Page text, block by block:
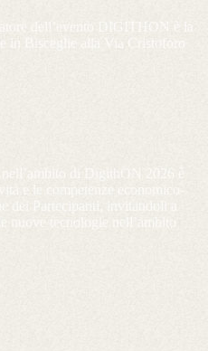
dell’evento
in Bisceglie alla Via Cristoforo
di DigithON 2026 è
e le competenze economico-
dei Partecipanti, invitandoli a
nuove tecnologie nell’ambito